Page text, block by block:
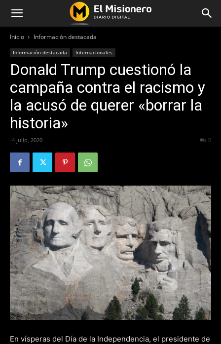
Inicio Información destacada
Información destacada Internacionales
Donald Trump cuestionó la
campaña contra el racismo y
la acusó de querer «borrar la
historia»
4 julio, 2020 0
En vísperas del Día de la Independencia, el presidente de